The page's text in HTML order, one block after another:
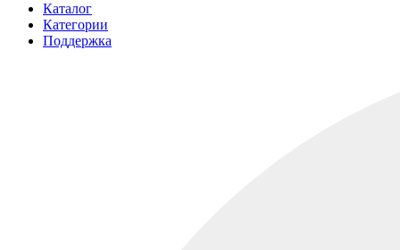
Каталог
Категории
Поддержка